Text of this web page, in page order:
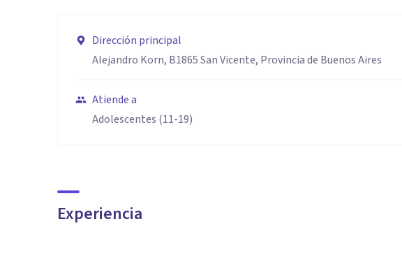
Dirección principal
Alejandro Korn, B1865 San Vicente, Provincia de Buenos Aires
Atiende a
Adolescentes (11-19)
Experiencia